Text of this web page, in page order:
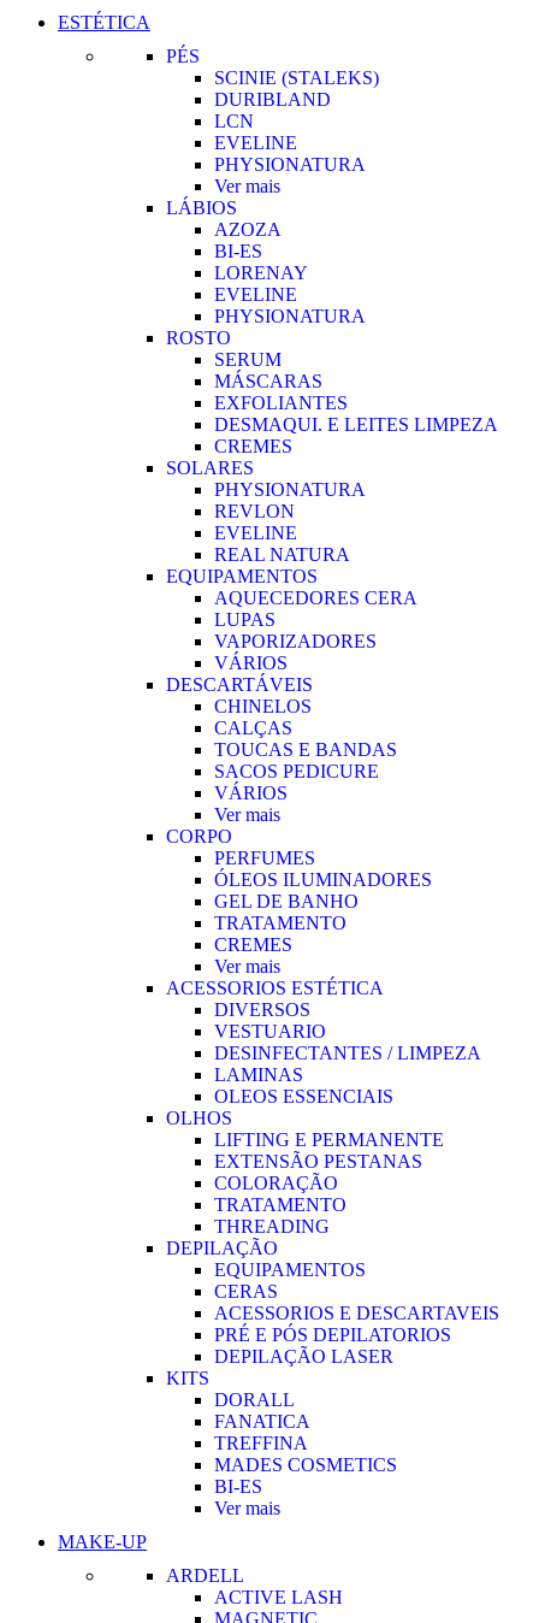
ESTÉTICA
PÉS
SCINIE (STALEKS)
DURIBLAND
LCN
EVELINE
PHYSIONATURA
Ver mais
LÁBIOS
AZOZA
BI-ES
LORENAY
EVELINE
PHYSIONATURA
ROSTO
SERUM
MÁSCARAS
EXFOLIANTES
DESMAQUI. E LEITES LIMPEZA
CREMES
SOLARES
PHYSIONATURA
REVLON
EVELINE
REAL NATURA
EQUIPAMENTOS
AQUECEDORES CERA
LUPAS
VAPORIZADORES
VÁRIOS
DESCARTÁVEIS
CHINELOS
CALÇAS
TOUCAS E BANDAS
SACOS PEDICURE
VÁRIOS
Ver mais
CORPO
PERFUMES
ÓLEOS ILUMINADORES
GEL DE BANHO
TRATAMENTO
CREMES
Ver mais
ACESSORIOS ESTÉTICA
DIVERSOS
VESTUARIO
DESINFECTANTES / LIMPEZA
LAMINAS
OLEOS ESSENCIAIS
OLHOS
LIFTING E PERMANENTE
EXTENSÃO PESTANAS
COLORAÇÃO
TRATAMENTO
THREADING
DEPILAÇÃO
EQUIPAMENTOS
CERAS
ACESSORIOS E DESCARTAVEIS
PRÉ E PÓS DEPILATORIOS
DEPILAÇÃO LASER
KITS
DORALL
FANATICA
TREFFINA
MADES COSMETICS
BI-ES
Ver mais
MAKE-UP
ARDELL
ACTIVE LASH
MAGNETIC